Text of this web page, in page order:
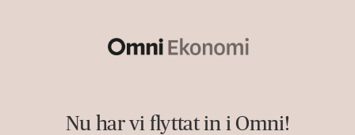
Nu har vi flyttat in i Omni!